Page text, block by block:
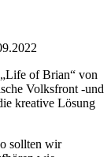
of Brian“ von
Volksfront -und
kreative Lösung
sollten wir